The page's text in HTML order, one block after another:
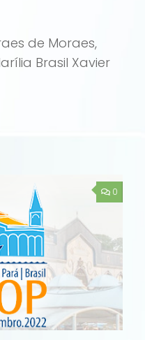
de Moraes,
Brasil Xavier
0